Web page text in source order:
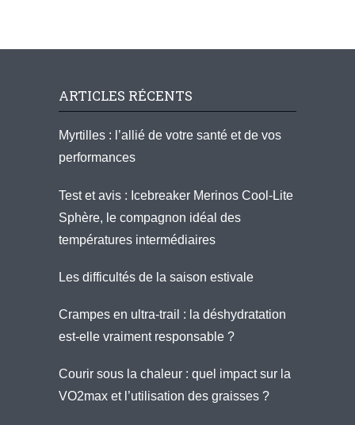
ARTICLES RÉCENTS
Myrtilles : l’allié de votre santé et de vos
performances
Test et avis : Icebreaker Merinos Cool-Lite
Sphère, le compagnon idéal des
températures intermédiaires
Les difficultés de la saison estivale
Crampes en ultra-trail : la déshydratation
est-elle vraiment responsable ?
Courir sous la chaleur : quel impact sur la
VO2max et l’utilisation des graisses ?